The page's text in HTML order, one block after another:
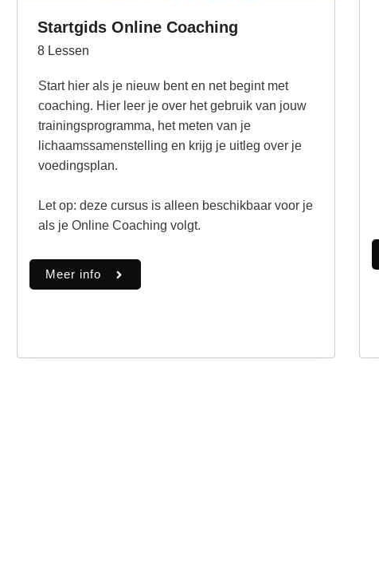
Startgids Online Coaching
8 Lessen
Start hier als je nieuw bent en net begint met
coaching. Hier leer je over het gebruik van jouw
trainingsprogramma, het meten van je
lichaamssamenstelling en krijg je uitleg over je
voedingsplan.
Let op: deze cursus is alleen beschikbaar voor je
als je Online Coaching volgt.
Meer info